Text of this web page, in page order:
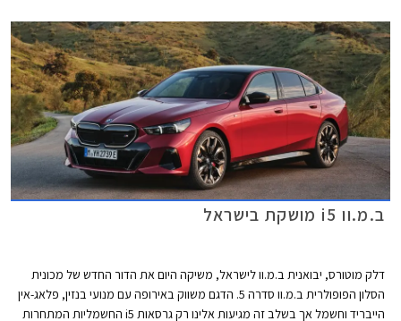
ב.מ.וו i5 מושקת בישראל
דלק מוטורס, יבואנית ב.מ.וו לישראל, משיקה היום את הדור החדש של מכונית
הסלון הפופולרית ב.מ.וו סדרה 5. הדגם משווק באירופה עם מנועי בנזין, פלאג-אין
הייבריד וחשמל אך בשלב זה מגיעות אלינו רק גרסאות i5 החשמליות המתחרות